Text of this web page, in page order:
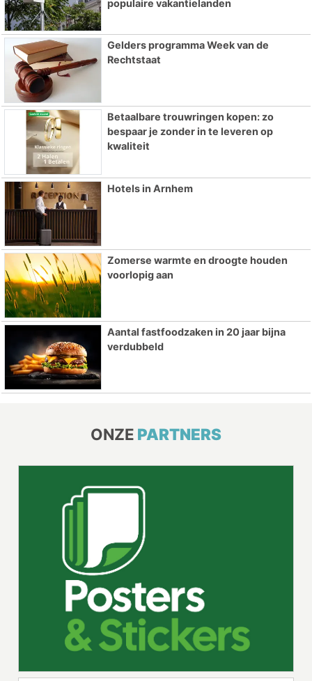
populaire vakantielanden
Gelders programma Week van de
Rechtstaat
Betaalbare trouwringen kopen: zo
bespaar je zonder in te leveren op
kwaliteit
Hotels in Arnhem
Zomerse warmte en droogte houden
voorlopig aan
Aantal fastfoodzaken in 20 jaar bijna
verdubbeld
ONZE PARTNERS